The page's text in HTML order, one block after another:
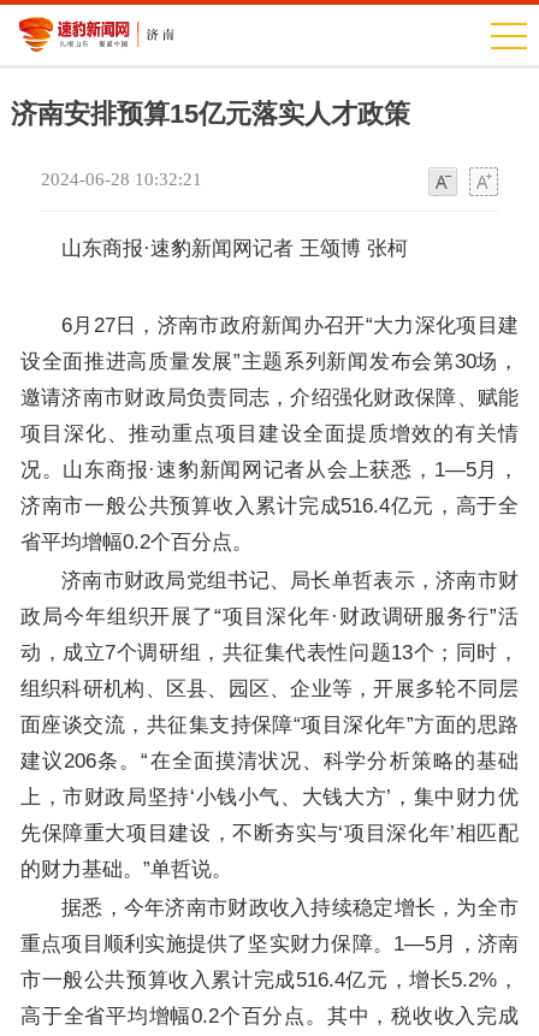
济南安排预算15亿元落实人才政策
2024-06-28 10:32:21
山东商报·速豹新闻网记者 王颂博 张柯
6月27日，济南市政府新闻办召开“大力深化项目建
设全面推进高质量发展”主题系列新闻发布会第30场，
邀请济南市财政局负责同志，介绍强化财政保障、赋能
项目深化、推动重点项目建设全面提质增效的有关情
况。山东商报·速豹新闻网记者从会上获悉，1—5月，
济南市一般公共预算收入累计完成516.4亿元，高于全
省平均增幅0.2个百分点。
济南市财政局党组书记、局长单哲表示，济南市财
政局今年组织开展了“项目深化年·财政调研服务行”活
动，成立7个调研组，共征集代表性问题13个；同时，
组织科研机构、区县、园区、企业等，开展多轮不同层
面座谈交流，共征集支持保障“项目深化年”方面的思路
建议206条。“在全面摸清状况、科学分析策略的基础
上，市财政局坚持‘小钱小气、大钱大方’，集中财力优
先保障重大项目建设，不断夯实与‘项目深化年’相匹配
的财力基础。”单哲说。
据悉，今年济南市财政收入持续稳定增长，为全市
重点项目顺利实施提供了坚实财力保障。1—5月，济南
市一般公共预算收入累计完成516.4亿元，增长5.2%，
高于全省平均增幅0.2个百分点。其中，税收收入完成